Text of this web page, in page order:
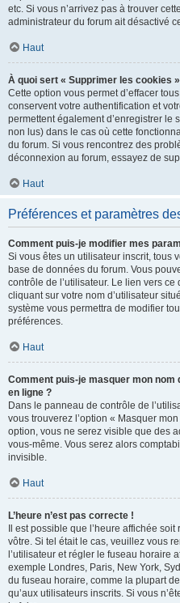
etc. Si vous n’arrivez pas à trouver
administrateur du forum ait désactivé
Haut
À quoi sert « Supprimer les cookies
Cette option vous permet d’effacer
conservent votre authentification et
permettent également d’enregistrer le
non lus) dans le cas où cette
du forum. Si vous rencontrez des
déconnexion au forum, essayez de
Haut
Préférences et paramètres
Comment puis-je modifier mes
Si vous êtes un utilisateur inscrit, tous
base de données du forum. Vous
contrôle de l’utilisateur. Le lien vers
cliquant sur votre nom d’utilisateur
système vous permettra de modifier
préférences.
Haut
Comment puis-je masquer mon nom
en ligne ?
Dans le panneau de contrôle de
vous trouverez l’option « Masquer
option, vous ne serez visible que des
vous-même. Vous serez alors
invisible.
Haut
L’heure n’est pas correcte !
Il est possible que l’heure affichée
vôtre. Si tel était le cas, veuillez vous
l’utilisateur et régler le fuseau horaire
exemple Londres, Paris, New York,
du fuseau horaire, comme la plupart
qu’aux utilisateurs inscrits. Si vous